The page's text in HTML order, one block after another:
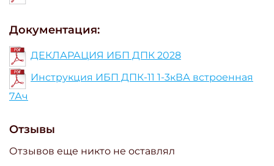
Документация:
ДЕКЛАРАЦИЯ ИБП ДПК 2028
Инструкция ИБП ДПК-11 1-3кВА встроенная
7Ач
Отзывы
Отзывов еще никто не оставлял